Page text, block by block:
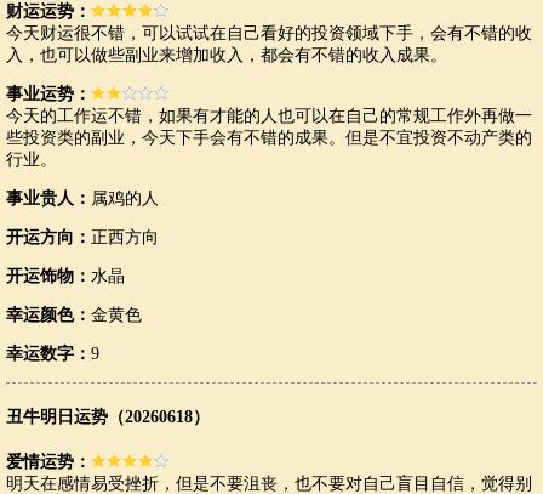
财运运势：
今天财运很不错，可以试试在自己看好的投资领域下手，会有不错的收
入，也可以做些副业来增加收入，都会有不错的收入成果。
事业运势：
今天的工作运不错，如果有才能的人也可以在自己的常规工作外再做一
些投资类的副业，今天下手会有不错的成果。但是不宜投资不动产类的
行业。
事业贵人： 属鸡的人
开运方向： 正西方向
开运饰物： 水晶
幸运颜色： 金黄色
幸运数字： 9
丑牛明日运势（20260618）
爱情运势：
明天在感情易受挫折，但是不要沮丧，也不要对自己盲目自信，觉得别